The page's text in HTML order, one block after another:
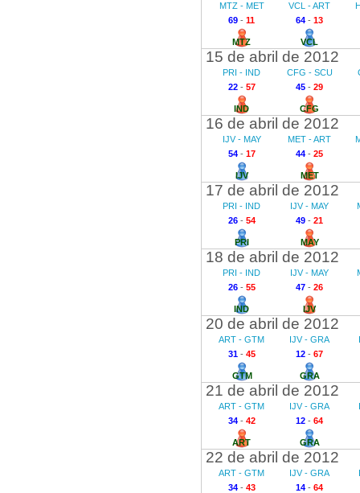
MTZ - MET
69 - 11
MTZ
VCL - ART
64 - 13
VCL
15 de abril de 2012
PRI - IND
22- 57
IND
CFG - SCU
45 - 29
CFG
16 de abril de 2012
IJV - MAY
54- 17
IJV
MET - ART
44 - 25
MET
17 de abril de 2012
PRI - IND
26- 54
PRI
IJV - MAY
49 - 21
MAY
18 de abril de 2012
PRI - IND
26- 55
IND
IJV - MAY
47 - 26
IJV
20 de abril de 2012
ART - GTM
31- 45
GTM
IJV - GRA
12 - 67
GRA
21 de abril de 2012
ART - GTM
34- 42
ART
IJV - GRA
12 - 64
GRA
22 de abril de 2012
ART - GTM
34- 43
IJV - GRA
14 - 64